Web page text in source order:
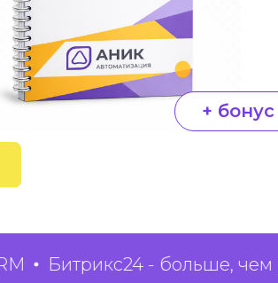
+ бонус
Битрикс24 - больше, чем